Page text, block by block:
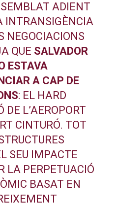
ADIENT
INTRANSIGÈNCIA
NEGOCIACIONS
QUE SALVADOR
ESTAVA
A CAP DE
: EL HARD
DE L’AEROPORT
CINTURÓ. TOT
SEU IMPACTE
LA PERPETUACIÓ
BASAT EN